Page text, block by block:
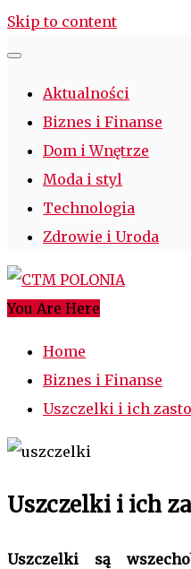
Skip to content
Aktualności
Biznes i Finanse
Dom i Wnętrze
Moda i styl
Technologia
Zdrowie i Uroda
CTM POLONIA
Najciekawsze miejsce w
You Are Here
Home
Biznes i Finanse
Uszczelki i ich
Uszczelki i ich
Uszczelki są